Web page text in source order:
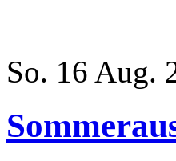
So. 16 Aug.